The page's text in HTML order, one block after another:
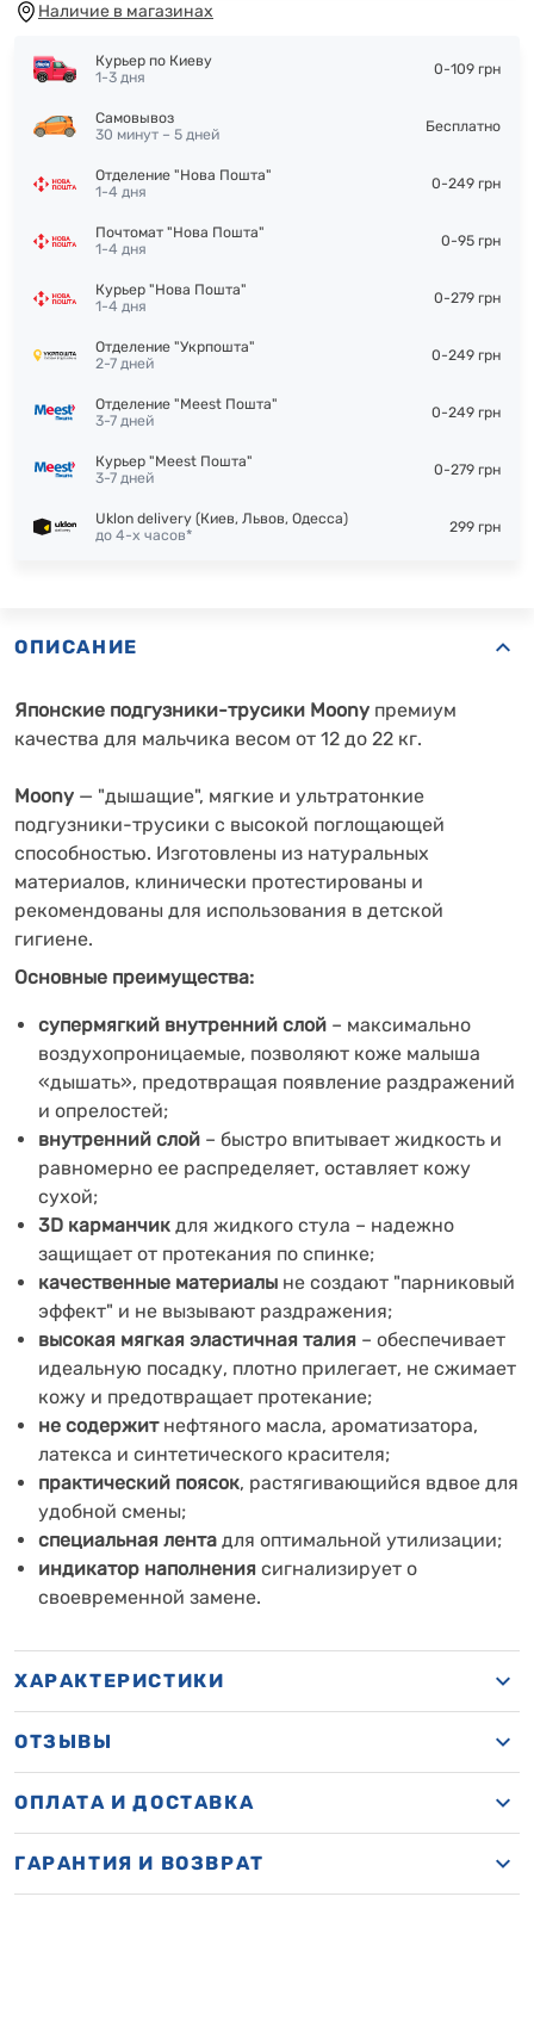
Наличие в магазинах
Курьер по Киеву
1-3 дня
0-109 грн
Самовывоз
30 минут – 5 дней
Бесплатно
Отделение "Нова Пошта"
1-4 дня
0-249 грн
Почтомат "Нова Пошта"
1-4 дня
0-95 грн
Курьер "Нова Пошта"
1-4 дня
0-279 грн
Отделение "Укрпошта"
2-7 дней
0-249 грн
Отделение "Meest Пошта"
3-7 дней
0-249 грн
Курьер "Meest Пошта"
3-7 дней
0-279 грн
Uklon delivery (Киев, Львов, Одесса)
до 4-х часов*
299 грн
ОПИСАНИЕ
Японские подгузники-трусики Moony премиум
качества для мальчика весом от 12 до 22 кг.
Moony — "дышащие", мягкие и ультратонкие
подгузники-трусики с высокой поглощающей
способностью. Изготовлены из натуральных
материалов, клинически протестированы и
рекомендованы для использования в детской
гигиене.
Основные преимущества:
супермягкий внутренний слой – максимально
воздухопроницаемые, позволяют коже малыша
«дышать», предотвращая появление раздражений
и опрелостей;
внутренний слой – быстро впитывает жидкость и
равномерно ее распределяет, оставляет кожу
сухой;
3D карманчик для жидкого стула – надежно
защищает от протекания по спинке;
качественные материалы не создают "парниковый
эффект" и не вызывают раздражения;
высокая мягкая эластичная талия – обеспечивает
идеальную посадку, плотно прилегает, не сжимает
кожу и предотвращает протекание;
не содержитнефтяного масла, ароматизатора,
латекса и синтетического красителя;
практический поясок, растягивающийся вдвое для
удобной смены;
специальная лента для оптимальной утилизации;
индикатор наполнения сигнализирует о
своевременной замене.
ХАРАКТЕРИСТИКИ
ОТЗЫВЫ
ОПЛАТА И ДОСТАВКА
ГАРАНТИЯ И ВОЗВРАТ